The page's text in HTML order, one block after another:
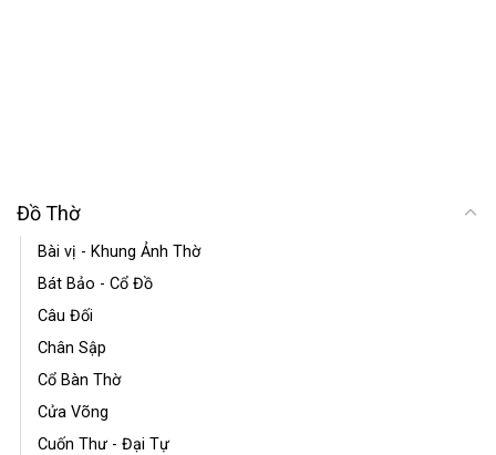
Đồ Thờ
Bài vị - Khung Ảnh Thờ
Bát Bảo - Cổ Đồ
Câu Đối
Chân Sập
Cổ Bàn Thờ
Cửa Võng
Cuốn Thư - Đại Tự